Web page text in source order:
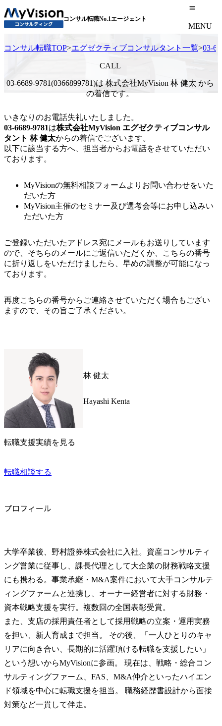
コンサル転職No.1エージェント
MENU
コンサル転職TOP>エグゼクティブコンサルタント一覧>03-
CALL
03-6689-9781(0366899781)は 株式会社MyVision 林 健太 から
の着信です。
いきなりのお電話失礼いたしました。
03-6689-9781は株式会社MyVision エグゼクティブコンサル
タント 林 健太からの着信でございます。
以下に該当する方へ、担当者からお電話をさせていただい
ております。
MyVisionの無料相談フォームよりお問い合わせをいた
だいた方
MyVision主催のセミナー及び選考会等にお申し込みい
ただいた方
ご登録いただいたアドレス宛にメールもお送りしています
ので、そちらのメールにご返信いただくか、こちらの番号
に折り返しをいただけましたら、早めの調整が可能になっ
ております。
再度こちらの番号からご連絡させていただく場合もござい
ますので、その旨ご了承ください。
林 健太
Hayashi Kenta
プロフィール
大学卒業後、野村證券株式会社に入社。資産コンサルティ
ング営業に従事し、課長代理として大企業の財務戦略支援
にも携わる。事業承継・M&A案件において大手コンサルテ
ィングファームと連携し、オーナー経営者に対する財務・
資本戦略支援を実行。複数回の全国表彰受賞。
また、支店の採用責任者として採用戦略の立案・運用実務
を担い、新人育成まで担当。 その後、「一人ひとりのキャ
リアに向き合い、長期的に活躍頂ける転職を支援したい」
という想いからMyVisionに参画。 現在は、戦略・総合コン
サルティングファーム、FAS、M&A仲介といったハイエン
ド領域を中心に転職支援を担当。 職務経歴書設計から面接
対策など一貫して伴走。
転職支援実績を見る
転職相談する